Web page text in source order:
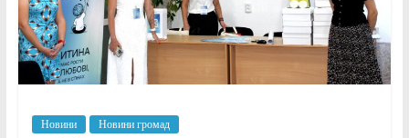
Новини Новини громад